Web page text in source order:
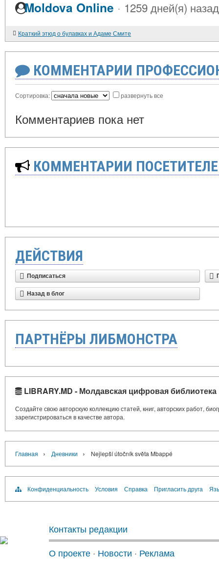
Moldova Online · 1259 дней(я) назад
Краткий этюд о булавках и Адаме Смите
КОММЕНТАРИИ
Сортировка: развернуть все
Комментариев пока нет
КОММЕНТАРИИ
ДЕЙСТВИЯ
Подписаться
Назад в блог
ПАРТНЁРЫ ЛИБМОНСТРА
LIBRARY.MD - Молдавская цифровая библиотека
Создайте свою авторскую коллекцию статей, книг, авторских работ,
зарегистрироваться в качестве автора.
Главная › Дневники › Nejlepší útočník světa Mbappé
Конфиденциальность Условия Справка Пригласить друга
Контакты редакции
О проекте · Новости · Реклама